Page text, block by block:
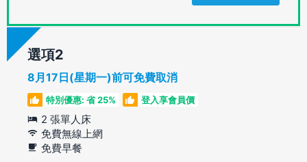
選項
8月17日(星期一)前可免費取消
特別優惠: 省 25% 登入享會員價
2 張單人床
免費無線上網
免費早餐